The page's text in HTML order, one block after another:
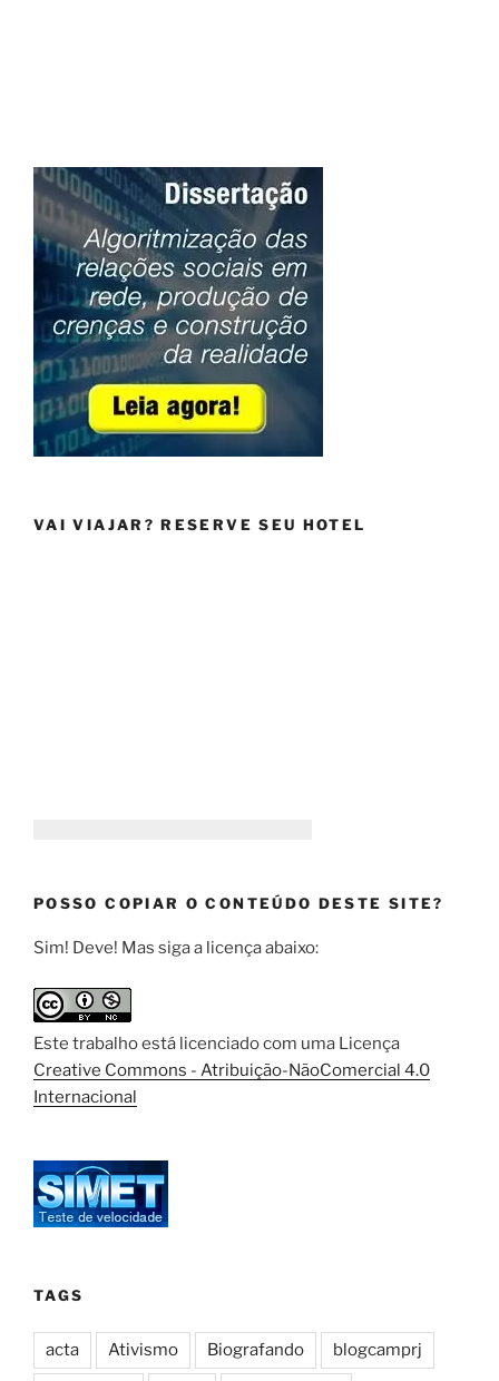
VAI VIAJAR? RESERVE SEU HOTEL
POSSO COPIAR O CONTEÚDO DESTE SITE?
Sim! Deve! Mas siga a licença abaixo:
Este trabalho está licenciado com uma Licença
Creative Commons - Atribuição-NãoComercial 4.0
Internacional
TAGS
acta Ativismo Biografando blogcamprj